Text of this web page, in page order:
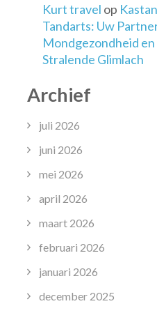
Kurt travel op
Tandarts: Uw
Mondgezondheid en
Stralende Glimlach
Archief
juli 2026
juni 2026
mei 2026
april 2026
maart 2026
februari 2026
januari 2026
december 2025